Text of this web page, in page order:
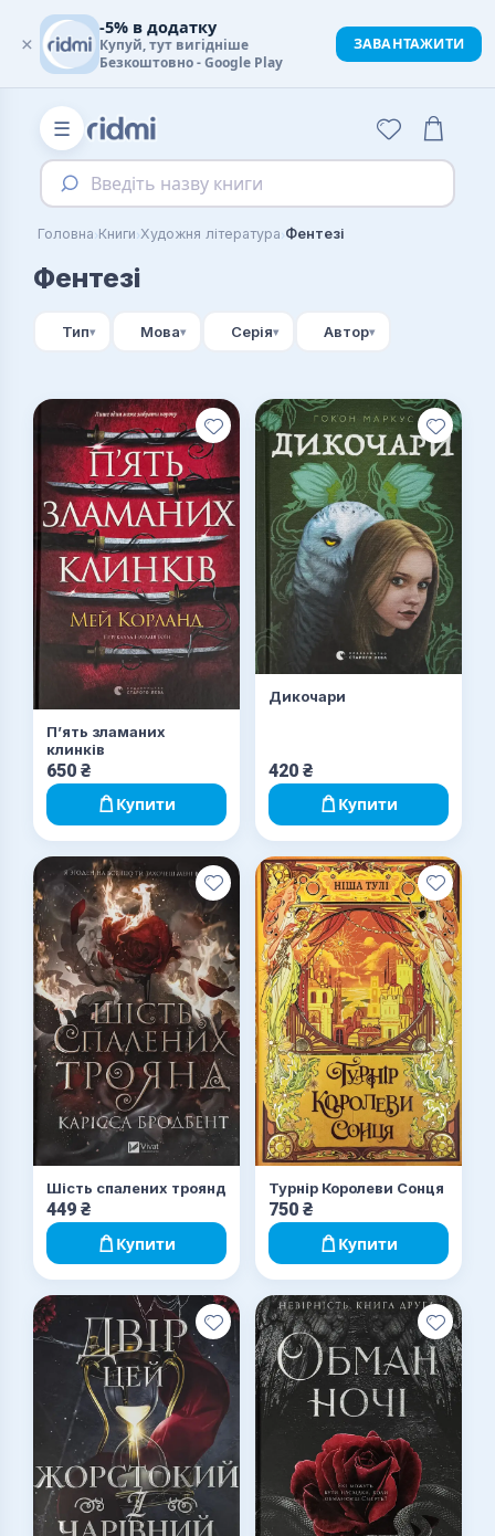
☰
Введіть назву книги
Головна›Книги›Художня література›Фентезі
Фентезі
Тип Мова Серія Автор
П’ять зламаних
клинків
650 ₴
Купити
Дикочари
420 ₴
Купити
Шість спалених троянд
449 ₴
Купити
Турнір Королеви Сонця
750 ₴
Купити
×
-5% в додатку
Купуй, тут вигідніше
Безкоштовно - Google Play
ЗАВАНТАЖИТИ